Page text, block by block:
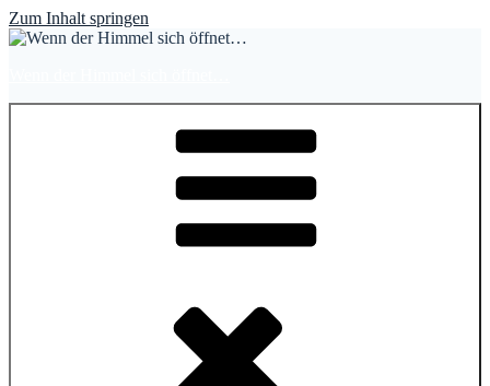
Zum Inhalt springen